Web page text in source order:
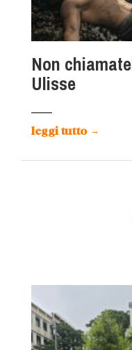
Non
Ulisse
leggi tutto →